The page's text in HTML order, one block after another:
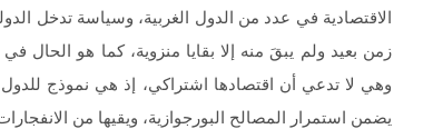
الاقتصادية في عدد من الدول الغربية، وسياسة تدخل
زمن بعيد ولم يبقَ منه إلا بقايا منزوية، كما هو الحال
وهي لا تدعي أن اقتصادها اشتراكي، إذ هي نموذج
يضمن استمرار المصالح البورجوازية، ويقيها من